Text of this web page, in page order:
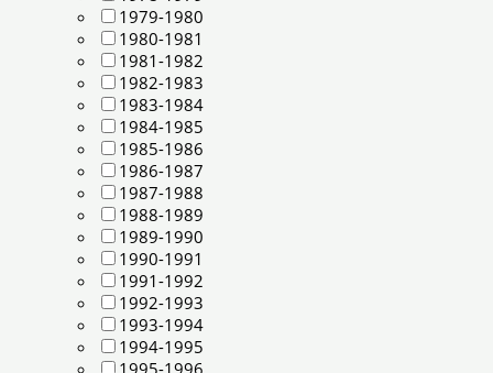
1979-1980
1980-1981
1981-1982
1982-1983
1983-1984
1984-1985
1985-1986
1986-1987
1987-1988
1988-1989
1989-1990
1990-1991
1991-1992
1992-1993
1993-1994
1994-1995